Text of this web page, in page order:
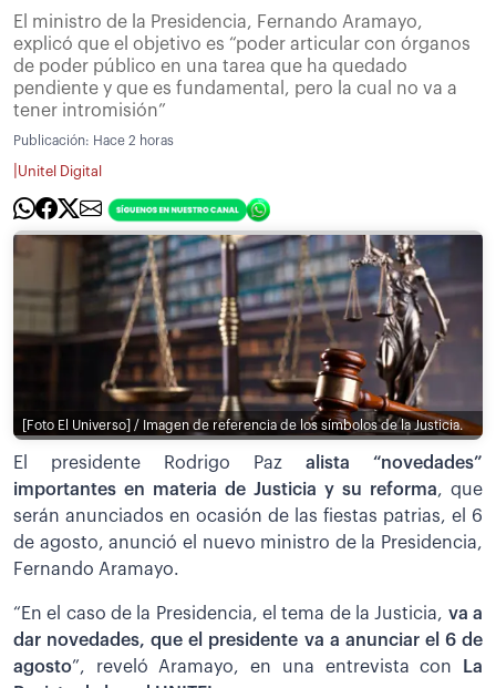
El ministro de la Presidencia, Fernando Aramayo,
explicó que el objetivo es “poder articular con órganos
de poder público en una tarea que ha quedado
pendiente y que es fundamental, pero la cual no va a
tener intromisión”
Publicación: Hace 2 horas
Unitel Digital
[Foto El Universo] / Imagen de referencia de los símbolos de la Justicia.
El presidente Rodrigo Paz alista “novedades”
importantes en materia de Justicia y su reforma, que
serán anunciados en ocasión de las fiestas patrias, el 6
de agosto, anunció el nuevo ministro de la Presidencia,
Fernando Aramayo.
“En el caso de la Presidencia, el tema de la Justicia, va a
dar novedades, que el presidente va a anunciar el 6 de
agosto”, reveló Aramayo, en una entrevista con
La